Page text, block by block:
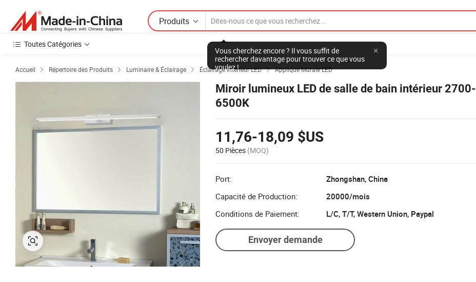
Produits
Vous cherchez encore ? Il vous suffit de
rechercher davantage pour trouver ce que vous
voulez !
Toutes Catégories
Accueil  Répertoire des Produits  Luminaire & Éclairage  Éclairage Intérieur LED  Applique Murale LED
Miroir lumineux LED de salle de bain intérieur 2700-
6500K
11,76-18,09 $US
50 Pièces (MOQ)
Port:
Zhongshan, China
Capacité de Production:
20000/mois
Conditions de Paiement:
L/C, T/T, Western Union, Paypal
Envoyer demande